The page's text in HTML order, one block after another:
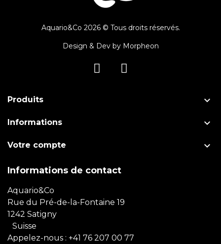
Aquario&Co 2026 © Tous droits réservés.
Design & Dev by Morpheon
Produits 
Informations 
Votre compte 
Informations de contact
Aquario&Co
Rue du Pré-de-la-Fontaine 19
1242 Satigny
Suisse
Appelez-nous : +41 76 207 00 77